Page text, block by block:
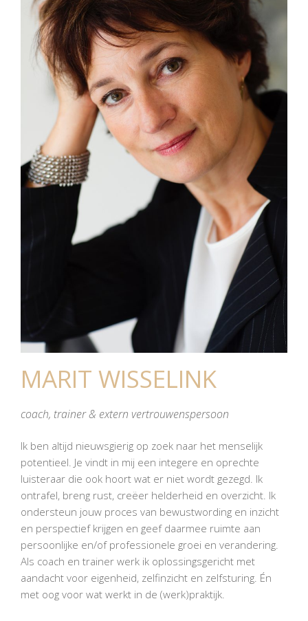
MARIT WISSELINK
coach, trainer & extern vertrouwenspersoon
Ik ben altijd nieuwsgierig op zoek naar het menselijk
potentieel. Je vindt in mij een integere en oprechte
luisteraar die ook hoort wat er niet wordt gezegd. Ik
ontrafel, breng rust, creëer helderheid en overzicht. Ik
ondersteun jouw proces van bewustwording en inzicht
en perspectief krijgen en geef daarmee ruimte aan
persoonlijke en/of professionele groei en verandering.
Als coach en trainer werk ik oplossingsgericht met
aandacht voor eigenheid, zelfinzicht en zelfsturing. Én
met oog voor wat werkt in de (werk)praktijk.